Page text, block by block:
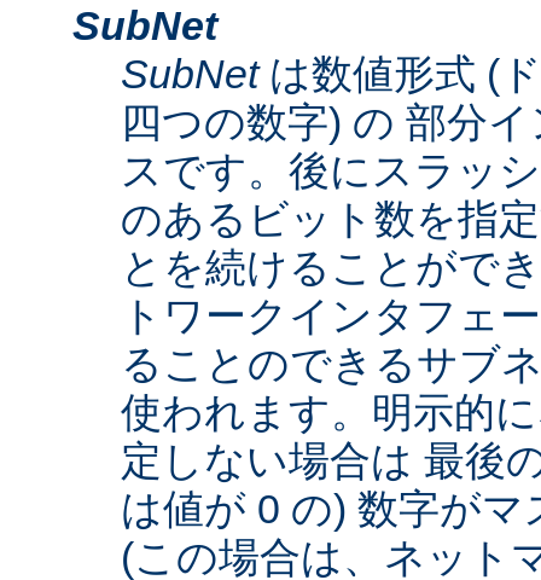
SubNet
SubNetは数値形式 (
四つの数字) の 部分
スです。後にスラッ
のあるビット数を指
とを続けることがで
トワークインタフェ
ることのできるサブ
使われます。明示的
定しない場合は 最後
は値が 0 の) 数字が
(この場合は、ネット